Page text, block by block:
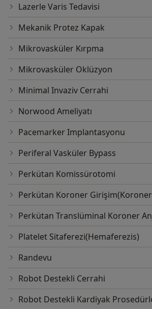
Lazerle Varis Tedavisi
Mekanik Protez Kapak
Mikrovasküler Kırpma
Mikrovasküler Oklüzyon
Minimal Invaziv Cerrahi
Norwood Ameliyatı
Pacemarker Implantasyonu
Periferal Vasküler Bypass
Perkütan Komissürotomi
Perkütan Koroner
Perkütan Translüminal Koroner
Platelet Sitaferezi(Hemaferezis)
Randevu
Robot Destekli Cerrahi
Robot Destekli Kardiyak